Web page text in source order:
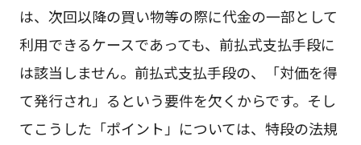
は、次回以降の買い物等の際に代金の一部として
利用できるケースであっても、前払式支払手段に
は該当しません。前払式支払手段の、「対価を得
て発行され」るという要件を欠くからです。そし
てこうした「ポイント」については、特段の法規